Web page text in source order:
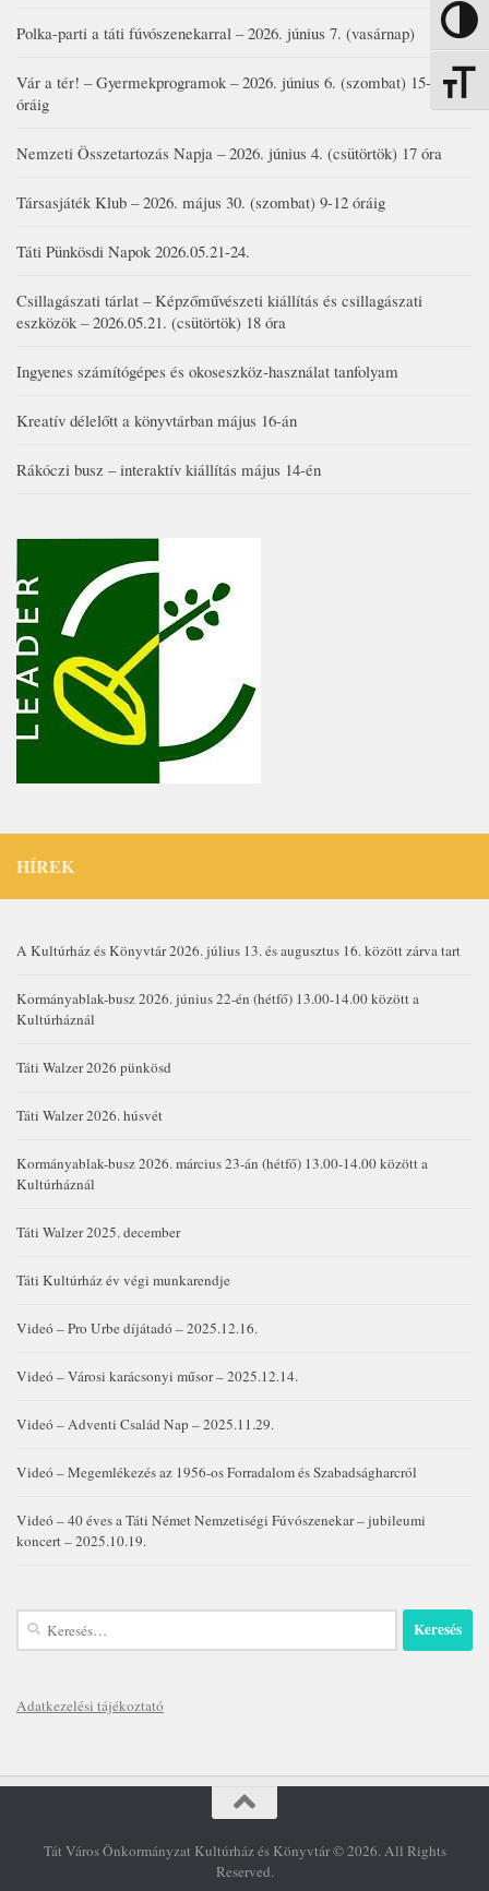
Nagy
Polka-parti a táti fúvószenekarral – 2026. június 7. (vasárnap)
Vár a tér! – Gyermekprogramok – 2026. június 6. (szombat) 15-19
óráig
Nemzeti Összetartozás Napja – 2026. június 4. (csütörtök) 17 óra
Társasjáték Klub – 2026. május 30. (szombat) 9-12 óráig
Táti Pünkösdi Napok 2026.05.21-24.
Csillagászati tárlat – Képzőművészeti kiállítás és csillagászati
eszközök – 2026.05.21. (csütörtök) 18 óra
Ingyenes számítógépes és okoseszköz-használat tanfolyam
Kreatív délelőtt a könyvtárban május 16-án
Rákóczi busz – interaktív kiállítás május 14-én
HÍREK
A Kultúrház és Könyvtár 2026. július 13. és augusztus 16. között zárva tart
Kormányablak-busz 2026. június 22-én (hétfő) 13.00-14.00 között a
Kultúrháznál
Táti Walzer 2026 pünkösd
Táti Walzer 2026. húsvét
Kormányablak-busz 2026. március 23-án (hétfő) 13.00-14.00 között a
Kultúrháznál
Táti Walzer 2025. december
Táti Kultúrház év végi munkarendje
Videó – Pro Urbe díjátadó – 2025.12.16.
Videó – Városi karácsonyi műsor – 2025.12.14.
Videó – Adventi Család Nap – 2025.11.29.
Videó – Megemlékezés az 1956-os Forradalom és Szabadságharcról
Videó – 40 éves a Táti Német Nemzetiségi Fúvószenekar – jubileumi
koncert – 2025.10.19.
Keresés:
Adatkezelési tájékoztató
Tát Város Önkormányzat Kultúrház és Könyvtár © 2026. All Rights
Reserved.